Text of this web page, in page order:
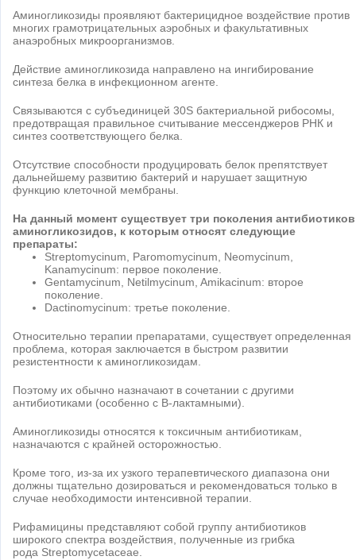
Аминогликозиды проявляют бактерицидное воздействие против
многих грамотрицательных аэробных и факультативных
анаэробных микроорганизмов.
Действие аминогликозида направлено на ингибирование
синтеза белка в инфекционном агенте.
Связываются с субъединицей 30S бактериальной рибосомы,
предотвращая правильное считывание мессенджеров РНК и
синтез соответствующего белка.
Отсутствие способности продуцировать белок препятствует
дальнейшему развитию бактерий и нарушает защитную
функцию клеточной мембраны.
На данный момент существует три поколения антибиотиков
аминогликозидов, к которым относят следующие
препараты:
Streptomycinum, Paromomycinum, Neomycinum,
Kanamycinum: первое поколение.
Gentamycinum, Netilmycinum, Amikacinum: второе
поколение.
Dactinomycinum: третье поколение.
Относительно терапии препаратами, существует определенная
проблема, которая заключается в быстром развитии
резистентности к аминогликозидам.
Поэтому их обычно назначают в сочетании с другими
антибиотиками (особенно с B-лактамными).
Аминогликозиды относятся к токсичным антибиотикам,
назначаются с крайней осторожностью.
Кроме того, из-за их узкого терапевтического диапазона они
должны тщательно дозироваться и рекомендоваться только в
случае необходимости интенсивной терапии.
Рифамицины представляют собой группу антибиотиков
широкого спектра воздействия, полученные из грибка
рода Streptomycetaceae.